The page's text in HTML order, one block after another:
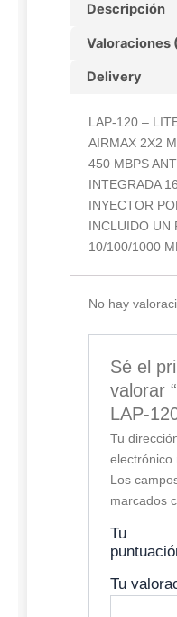
Descripción
Valoraciones
Delivery
LAP-120 –
AIRMAX 2X2
450 MBPS
INTEGRADA
INYECTOR
INCLUIDO UN
10/100/1000
No hay
Sé el
valorar
LAP-
Tu
electrónico
Los
marcados
Tu
Tu